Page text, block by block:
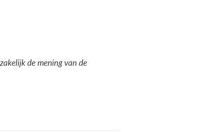
de mening van de